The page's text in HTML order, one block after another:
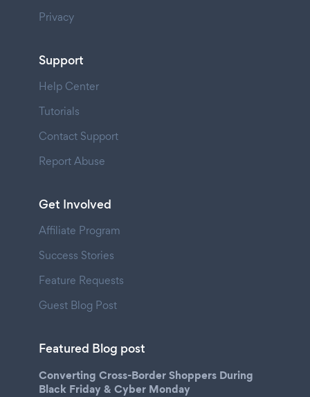
Privacy
Support
Help Center
Tutorials
Contact Support
Report Abuse
Get Involved
Affiliate Program
Success Stories
Feature Requests
Guest Blog Post
Featured Blog post
Converting Cross-Border Shoppers During
Black Friday & Cyber Monday